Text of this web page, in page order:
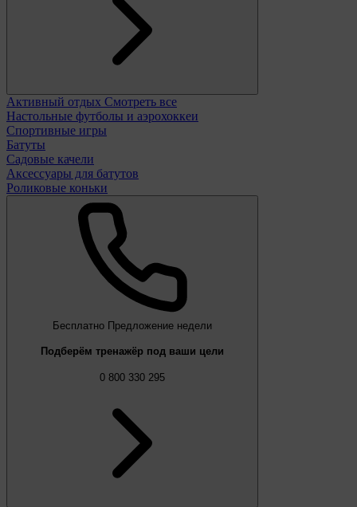
Активный отдых Смотреть все
Настольные футболы и аэрохоккеи
Спортивные игры
Батуты
Садовые качели
Аксессуары для батутов
Роликовые коньки
Бесплатно Предложение недели
Подберём тренажёр под ваши цели
0 800 330 295